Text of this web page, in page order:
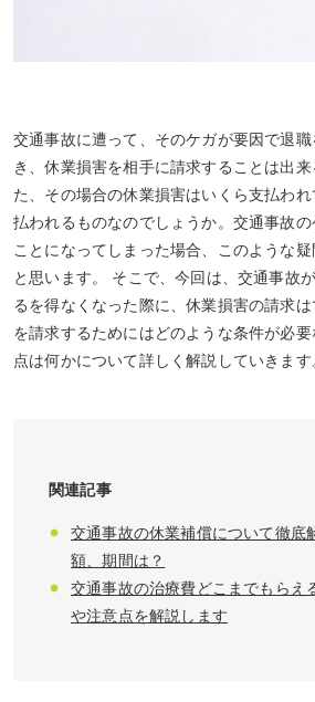
交通事故に遭って、そのケガが要因で退職
き、休業損害を相手に請求することは出
た、その場合の休業損害はいくら支払わ
払われるものなのでしょうか。交通事故
ことになってしまった場合、このような
と思います。 そこで、今回は、交通事故
るを得なくなった際に、休業損害の請求
を請求するためにはどのような条件が必
点は何かについて詳しく解説していきます
関連記事
交通事故の休業補償について徹底
額、期間は？
交通事故の治療費どこまでもらえ
や注意点を解説します